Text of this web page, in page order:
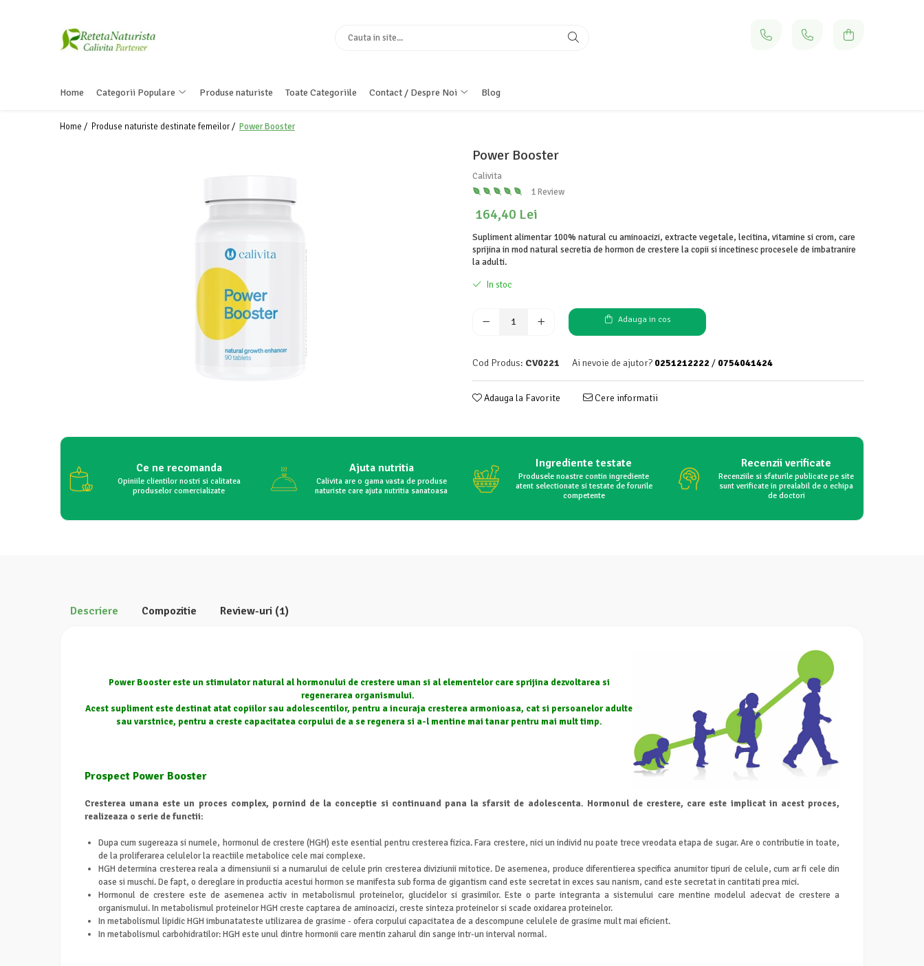
Categorii Populare
Antistress / Stare depresie
Contact / Despre Noi
Home Categorii Populare Produse naturiste Toate Categoriile Contact / Despre Noi Blog
Home / Produse naturiste destinate femeilor / Power Booster
Power Booster
Calivita
1 Review
164,40 Lei
Supliment alimentar 100% natural cu aminoacizi, extracte vegetale, lecitina, vitamine si crom, care
sprijina in mod natural secretia de hormon de crestere la copii si incetinesc procesele de imbatranire
la adulti.
In stoc
Adauga in cos
Cod Produs: CV0221 Ai nevoie de ajutor? 0251212222 / 0754041424
Adauga la Favorite Cere informatii
Ce ne recomanda
Opiniile clientilor nostri si calitatea
produselor comercializate
Ajuta nutritia
Calivita are o gama vasta de produse
naturiste care ajuta nutritia sanatoasa
Ingrediente testate
Produsele noastre contin ingrediente
atent selectionate si testate de forurile
competente
Recenzii verificate
Recenziile si sfaturile publicate pe site
sunt verificate in prealabil de o echipa
de doctori
Descriere Compozitie Review-uri (1)
Power Booster este un stimulator natural al hormonului de crestere uman si al elementelor care sprijina dezvoltarea si
regenerarea organismului.
Acest supliment este destinat atat copiilor sau adolescentilor, pentru a incuraja cresterea armonioasa, cat si persoanelor adulte
sau varstnice, pentru a creste capacitatea corpului de a se regenera si a-l mentine mai tanar pentru mai mult timp.
Prospect Power Booster
Cresterea umana este un proces complex, pornind de la conceptie si continuand pana la sfarsit de adolescenta. Hormonul de crestere, care este implicat in acest proces,
realizeaza o serie de functii:
Dupa cum sugereaza si numele, hormonul de crestere (HGH) este esential pentru cresterea fizica. Fara crestere, nici unindivid nu poate trece vreodata etapa de sugar. Are o contributie in toate,
de la proliferarea celulelor la reactiile metabolice cele mai complexe.
HGH determina cresterea reala a dimensiunii si a numarului de celule prin cresterea diviziunii mitotice. De asemenea, produce diferentierea specifica anumitor tipuri de celule, cum ar fi cele din
oase si muschi. De fapt, o dereglare in productia acestui hormon se manifesta sub forma de gigantism cand este secretat in exces sau nanism, cand este secretat in cantitati prea mici.
Hormonul de crestere este de asemenea activ in metabolismul proteinelor, glucidelor si grasimilor. Este o parte integranta a sistemului care mentine modelul adecvat de crestere a
organismului. In metabolismul proteinelor HGH creste captarea de aminoacizi, creste sinteza proteinelor si scade oxidarea proteinelor.
In metabolismul lipidic HGH imbunatateste utilizarea de grasime - ofera corpului capacitatea de a descompune celulele de grasime mult mai eficient.
In metabolismul carbohidratilor: HGH este unul dintre hormonii care mentin zaharul din sange intr-un interval normal.